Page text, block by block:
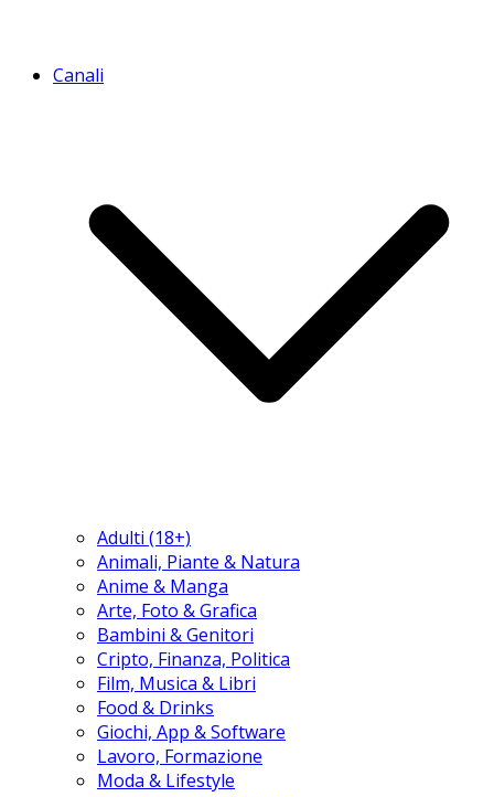
Canali
Adulti (18+)
Animali, Piante & Natura
Anime & Manga
Arte, Foto & Grafica
Bambini & Genitori
Cripto, Finanza, Politica
Film, Musica & Libri
Food & Drinks
Giochi, App & Software
Lavoro, Formazione
Moda & Lifestyle